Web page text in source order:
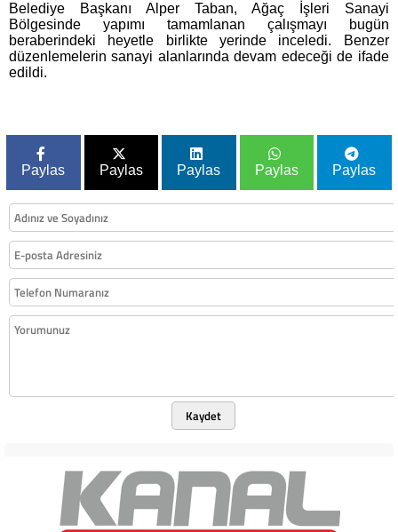
Belediye Başkanı Alper Taban, Ağaç İşleri Sanayi
Bölgesinde yapımı tamamlanan çalışmayı bugün
beraberindeki heyetle birlikte yerinde inceledi. Benzer
düzenlemelerin sanayi alanlarında devam edeceği de ifade
edildi.
Paylas Paylas Paylas Paylas Paylas
Kaydet